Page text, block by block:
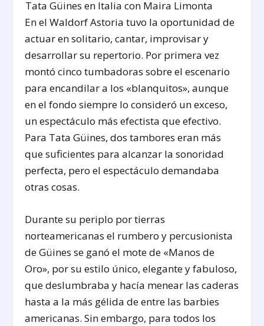
Tata Güines en Italia con Maira Limonta
En el Waldorf Astoria tuvo la oportunidad de
actuar en solitario, cantar, improvisar y
desarrollar su repertorio. Por primera vez
montó cinco tumbadoras sobre el escenario
para encandilar a los «blanquitos», aunque
en el fondo siempre lo consideró un exceso,
un espectáculo más efectista que efectivo.
Para Tata Güines, dos tambores eran más
que suficientes para alcanzar la sonoridad
perfecta, pero el espectáculo demandaba
otras cosas.
Durante su periplo por tierras
norteamericanas el rumbero y percusionista
de Güines se ganó el mote de «Manos de
Oro», por su estilo único, elegante y fabuloso,
que deslumbraba y hacía menear las caderas
hasta a la más gélida de entre las barbies
americanas. Sin embargo, para todos los